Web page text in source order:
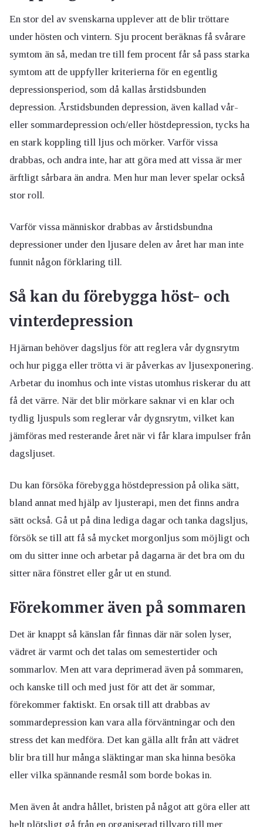
En stor del av svenskarna upplever att de blir tröttare
under hösten och vintern. Sju procent beräknas få svårare
symtom än så, medan tre till fem procent får så pass starka
symtom att de uppfyller kriterierna för en egentlig
depressionsperiod, som då kallas årstidsbunden
depression. Årstidsbunden depression, även kallad vår-
eller sommardepression och/eller höstdepression, tycks ha
en stark koppling till ljus och mörker. Varför vissa
drabbas, och andra inte, har att göra med att vissa är mer
ärftligt sårbara än andra. Men hur man lever spelar också
stor roll.
Varför vissa människor drabbas av årstidsbundna
depressioner under den ljusare delen av året har man inte
funnit någon förklaring till.
Så kan du förebygga höst- och
vinterdepression
Hjärnan behöver dagsljus för att reglera vår dygnsrytm
och hur pigga eller trötta vi är påverkas av ljusexponering.
Arbetar du inomhus och inte vistas utomhus riskerar du att
få det värre. När det blir mörkare saknar vi en klar och
tydlig ljuspuls som reglerar vår dygnsrytm, vilket kan
jämföras med resterande året när vi får klara impulser från
dagsljuset.
Du kan försöka förebygga höstdepression på olika sätt,
bland annat med hjälp av ljusterapi, men det finns andra
sätt också. Gå ut på dina lediga dagar och tanka dagsljus,
försök se till att få så mycket morgonljus som möjligt och
om du sitter inne och arbetar på dagarna är det bra om du
sitter nära fönstret eller går ut en stund.
Förekommer även på sommaren
Det är knappt så känslan får finnas där när solen lyser,
vädret är varmt och det talas om semestertider och
sommarlov. Men att vara deprimerad även på sommaren,
och kanske till och med just för att det är sommar,
förekommer faktiskt. En orsak till att drabbas av
sommardepression kan vara alla förväntningar och den
stress det kan medföra. Det kan gälla allt från att vädret
blir bra till hur många släktingar man ska hinna besöka
eller vilka spännande resmål som borde bokas in.
Men även åt andra hållet, bristen på något att göra eller att
helt plötsligt gå från en organiserad tillvaro till mer